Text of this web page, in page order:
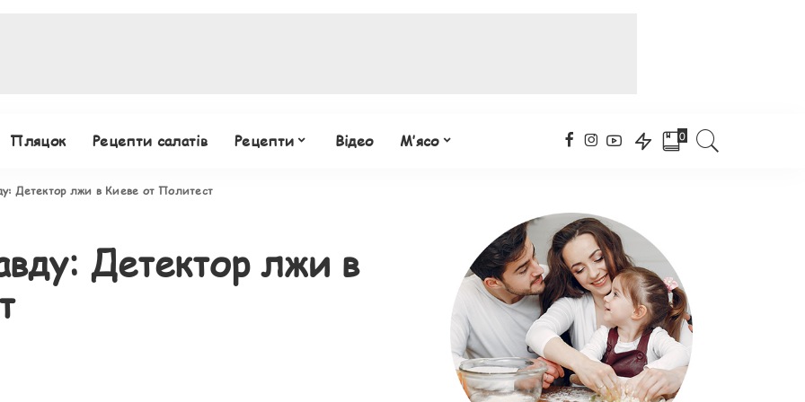
Пляцок Рецепти салатів Рецепти Відео М’ясо 0
Детектор лжи в Киеве от Политест
Детектор лжи в